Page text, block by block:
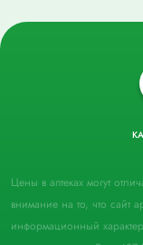
Цены в аптеках могут
внимание на то, что сайт
информационный